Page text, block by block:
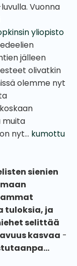
Vuonna
yliopisto
jälleen
olivatkin
olemme nyt
muita
nyt... kumottu
sienien
tuloksia, ja
selittää
kasvaa -